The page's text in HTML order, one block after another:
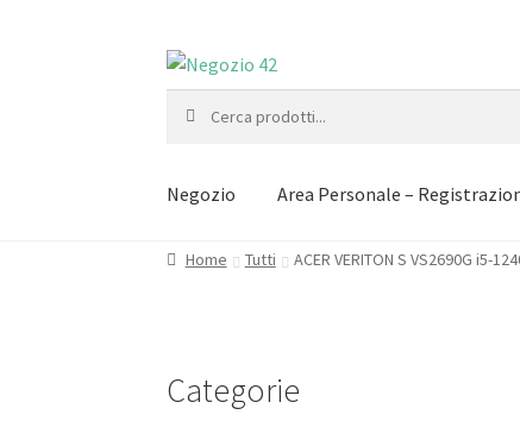
Vai
alla
navigazione
Vai
al
contenuto
Negozio Area Personale –
Home Tutti ACER VERITON S VS2690G i5-
Categorie